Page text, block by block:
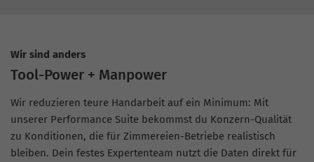
Wir sind anders
Tool-Power + Manpower
Wir reduzieren teure Handarbeit auf ein Minimum: Mit
unserer Performance Suite bekommst du Konzern-Qualität
zu Konditionen, die für Zimmereien-Betriebe realistisch
bleiben. Dein festes Expertenteam nutzt die Daten direkt für